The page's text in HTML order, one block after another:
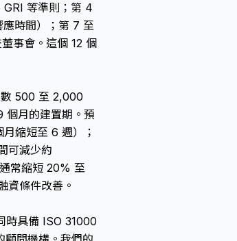
GRI 等準則；第 4
時間）；第 7 至
事會。這個 12 個
數 500 至 2,000
個月的建置期。預
縮短至 6 週）；
可減少約
常縮短 20% 至
資條件改善。
時具備 ISO 31000